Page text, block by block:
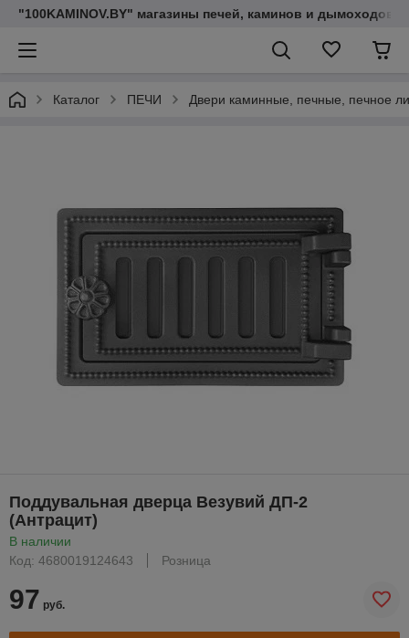
"100KAMINOV.BY" магазины печей, каминов и дымоходов
Каталог ПЕЧИ Двери каминные, печные, печное
Поддувальная дверца Везувий ДП-2
(Антрацит)
В наличии
Код: 4680019124643
Розница
97 руб.